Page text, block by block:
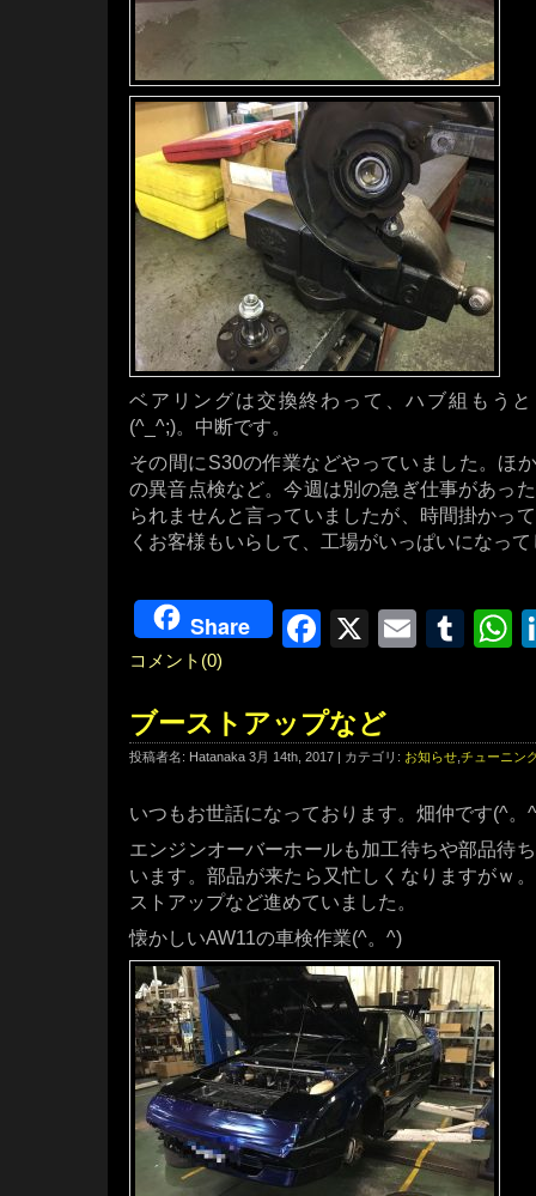
ベアリングは交換終わって、ハブ組もう
(^_^;)。中断です。
その間にS30の作業などやっていました。ほ
の異音点検など。今週は別の急ぎ仕事があっ
られませんと言っていましたが、時間掛かっ
くお客様もいらして、工場がいっぱいになっ
Share Facebook
X Email
コメント(0)
ブーストアップなど
投稿者名: Hatanaka 3月 14th, 2017 | カテゴリ: お知らせ チューニン
いつもお世話になっております。畑仲です(^。
エンジンオーバーホールも加工待ちや部品待
います。部品が来たら又忙しくなりますがｗ
ストアップなど進めていました。
懐かしいAW11の車検作業(^。^)